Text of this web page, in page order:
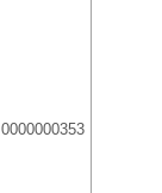
0000000353